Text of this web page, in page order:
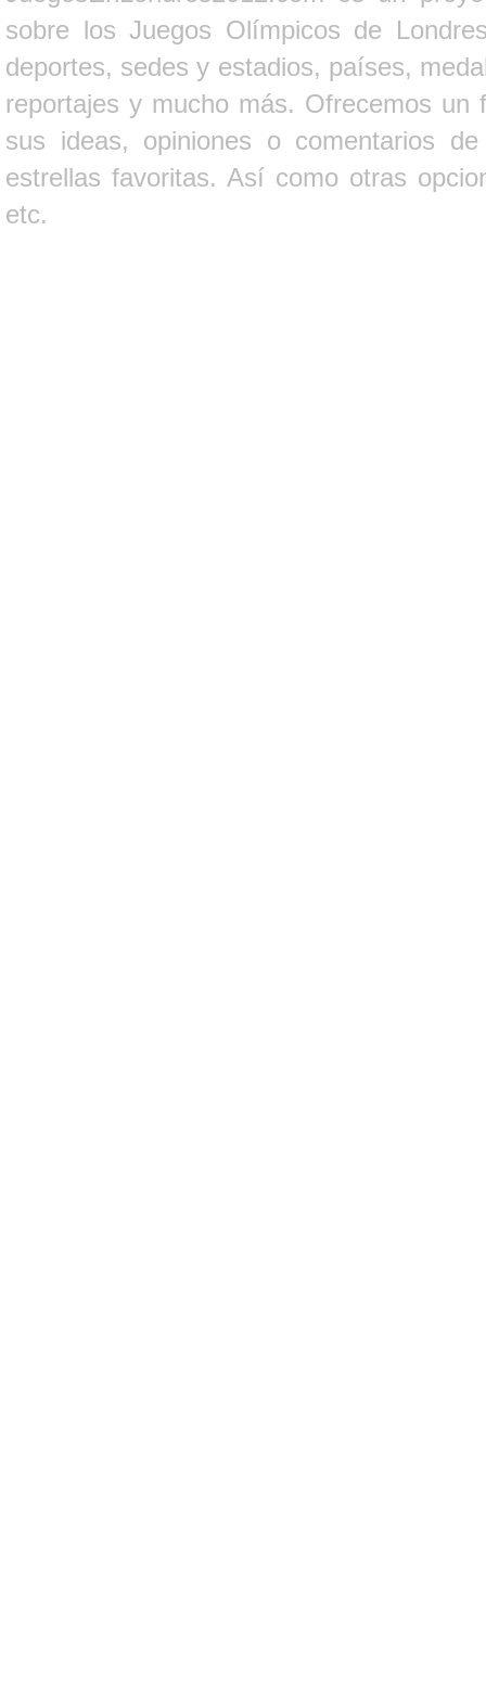
sobre los Juegos Olímpicos de
deportes, sedes y estadios, países,
reportajes y mucho más. Ofrecemos un
sus ideas, opiniones o comentarios
estrellas favoritas. Así como otras
etc.